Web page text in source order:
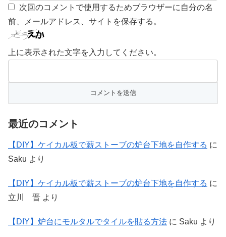
次回のコメントで使用するためブラウザーに自分の名
前、メールアドレス、サイトを保存する。
上に表示された文字を入力してください。
最近のコメント
【DIY】ケイカル板で薪ストーブの炉台下地を自作する に
Saku より
【DIY】ケイカル板で薪ストーブの炉台下地を自作する に
立川 晋 より
【DIY】炉台にモルタルでタイルを貼る方法 に Saku より